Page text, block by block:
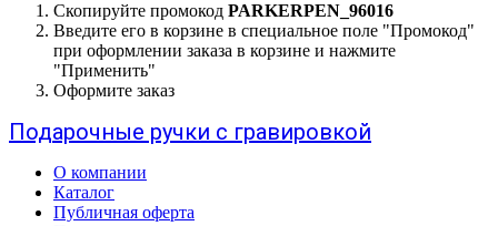
Скопируйте промокод PARKERPEN_96016
Введите его в корзине в специальное поле "Промокод"
при оформлении заказа в корзине и нажмите
"Применить"
Оформите заказ
Подарочные ручки с гравировкой
О компании
Каталог
Публичная оферта